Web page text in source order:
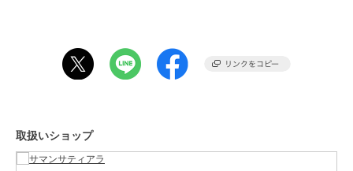
日本
取扱いショップ